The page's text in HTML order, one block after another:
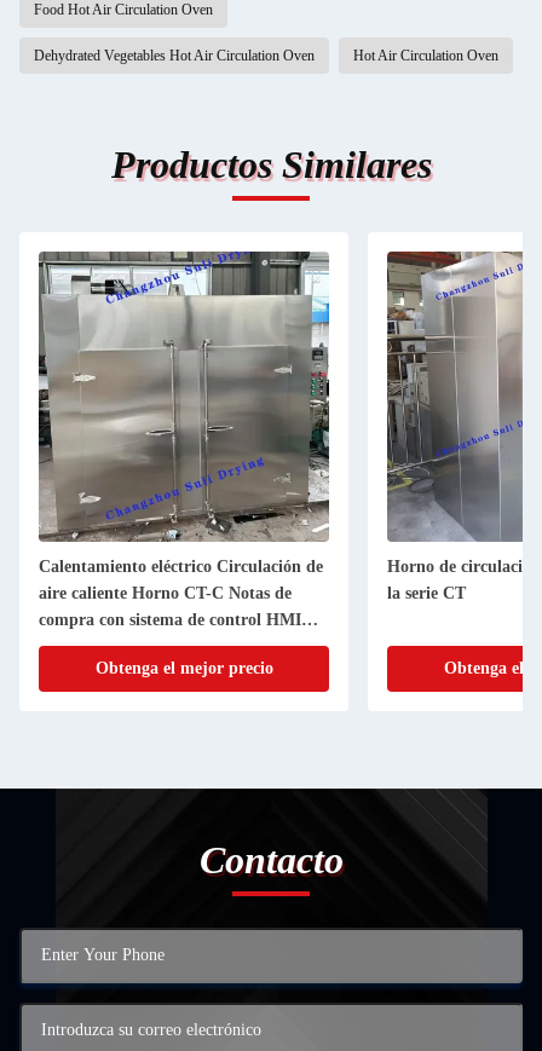
Food Hot Air Circulation Oven
Dehydrated Vegetables Hot Air Circulation Oven Hot Air Circulation Oven
Productos Similares
Calentamiento eléctrico Circulación de
aire caliente Horno CT-C Notas de
compra con sistema de control HMI
PLC
Obtenga el mejor precio
Horno de
la serie CT
Obtenga el
Contacto